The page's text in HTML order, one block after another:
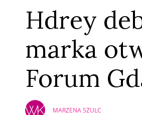
Hdrey
marka
Forum
MARZENA SZULC